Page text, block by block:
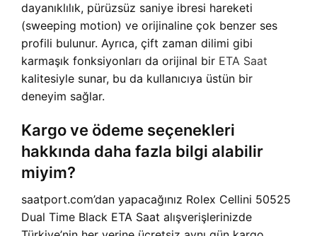
dayanıklılık, pürüzsüz saniye ibresi hareketi
(sweeping motion) ve orijinaline çok benzer ses
profili bulunur. Ayrıca, çift zaman dilimi gibi
karmaşık fonksiyonları da orijinal bir ETA Saat
kalitesiyle sunar, bu da kullanıcıya üstün bir
deneyim sağlar.
Kargo ve ödeme seçenekleri
hakkında daha fazla bilgi alabilir
miyim?
saatport.com’dan yapacağınız Rolex Cellini 50525
Dual Time Black ETA Saat alışverişlerinizde